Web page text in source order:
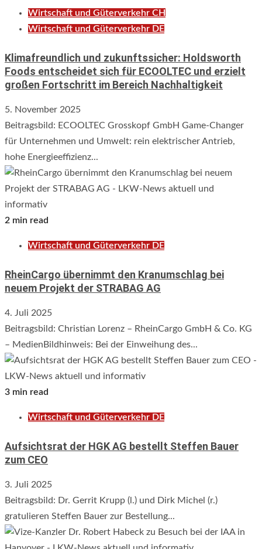
Wirtschaft und Güterverkehr CH
Wirtschaft und Güterverkehr DE
Klimafreundlich und zukunftssicher: Holdsworth
Foods entscheidet sich für ECOOLTEC und erzielt
großen Fortschritt im Bereich Nachhaltigkeit
5. November 2025
Beitragsbild: ECOOLTEC Grosskopf GmbH Game-Changer
für Unternehmen und Umwelt: rein elektrischer Antrieb,
hohe Energieeffizienz...
2 min read
Wirtschaft und Güterverkehr DE
RheinCargo übernimmt den Kranumschlag bei
neuem Projekt der STRABAG AG
4. Juli 2025
Beitragsbild: Christian Lorenz – RheinCargo GmbH & Co. KG
– MedienBildhinweis: Bei der Einweihung des...
3 min read
Wirtschaft und Güterverkehr DE
Aufsichtsrat der HGK AG bestellt Steffen Bauer
zum CEO
3. Juli 2025
Beitragsbild: Dr. Gerrit Krupp (l.) und Dirk Michel (r.)
gratulieren Steffen Bauer zur Bestellung...